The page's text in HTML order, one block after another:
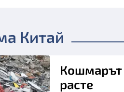
Китай
Кошмарът
расте